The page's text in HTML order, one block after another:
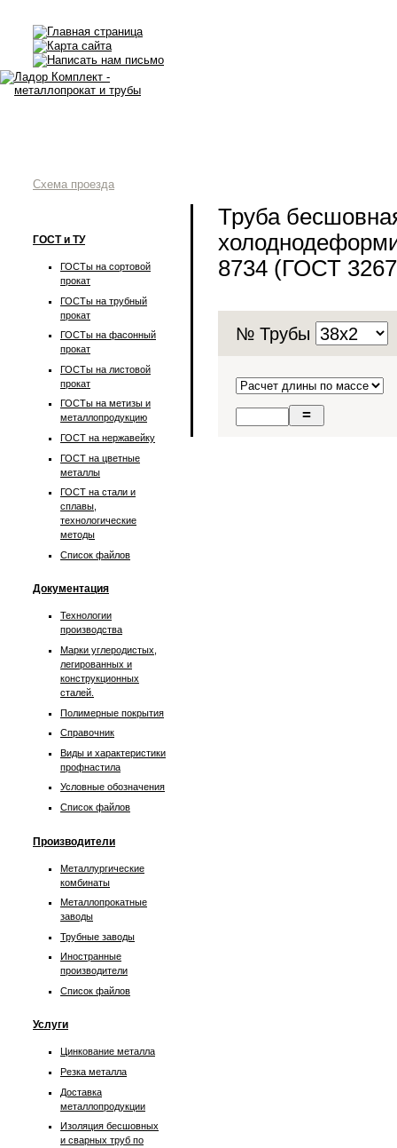
Схема проезда
ГОСТ и ТУ
ГОСТы на сортовой
прокат
ГОСТы на трубный
прокат
ГОСТы на фасонный
прокат
ГОСТы на листовой
прокат
ГОСТы на метизы и
металлопродукцию
ГОСТ на нержавейку
ГОСТ на цветные
металлы
ГОСТ на стали и
сплавы,
технологические
методы
Список файлов
Документация
Технологии
производства
Марки углеродистых,
легированных и
конструкционных
сталей.
Полимерные покрытия
Справочник
Виды и характеристики
профнастила
Условные обозначения
Список файлов
Производители
Металлургические
комбинаты
Металлопрокатные
заводы
Трубные заводы
Иностранные
производители
Список файлов
Услуги
Цинкование металла
Резка металла
Доставка
металлопродукции
Изоляция бесшовных
и сварных труб по
Труба
8734 (ГОСТ
№ Трубы